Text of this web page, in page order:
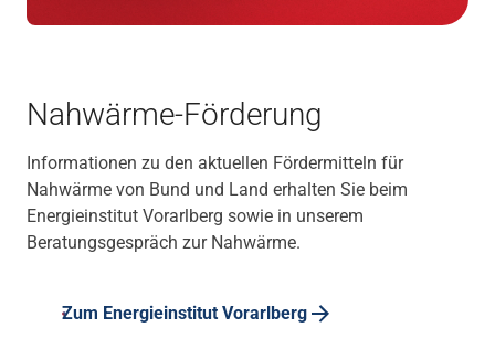
Nahwärme-Förderung
Informationen zu den aktuellen Fördermitteln für
Nahwärme von Bund und Land erhalten Sie beim
Energieinstitut Vorarlberg sowie in unserem
Beratungsgespräch zur Nahwärme.
Zum Energieinstitut Vorarlberg